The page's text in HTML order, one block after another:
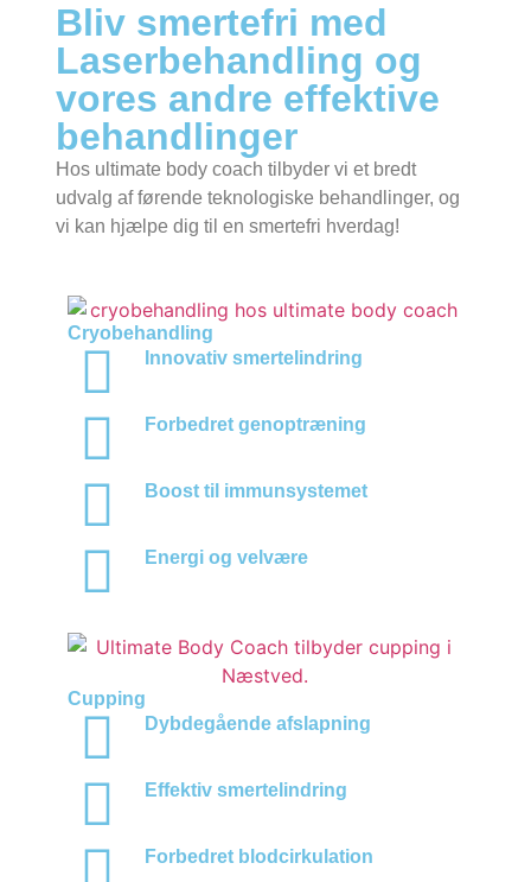
Bliv smertefri med
Laserbehandling og
vores andre effektive
behandlinger
Hos ultimate body coach tilbyder vi et bredt
udvalg af førende teknologiske behandlinger, og
vi kan hjælpe dig til en smertefri hverdag!
Cryobehandling
Innovativ smertelindring
Forbedret genoptræning
Boost til immunsystemet
Energi og velvære
Cupping
Dybdegående afslapning
Effektiv smertelindring
Forbedret blodcirkulation